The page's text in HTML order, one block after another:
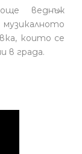
веднъж
които се
в града.